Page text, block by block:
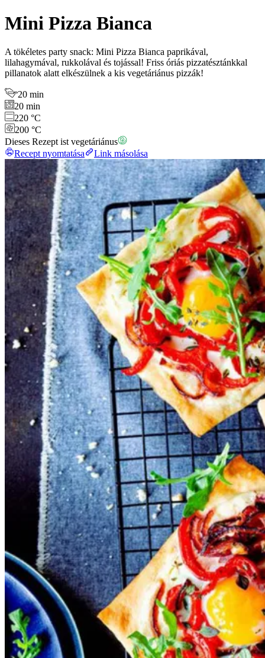
Mini Pizza Bianca
A tökéletes party snack: Mini Pizza Bianca paprikával,
lilahagymával, rukkolával és tojással! Friss óriás pizzatésztánkkal
pillanatok alatt elkészülnek a kis vegetáriánus pizzák!
20 min
20 min
220 °C
200 °C
Dieses Rezept ist vegetáriánus
Recept nyomtatása
Link másolása